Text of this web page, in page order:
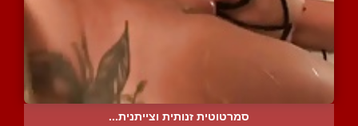
סמרטוטית זנותית וצייתנית...